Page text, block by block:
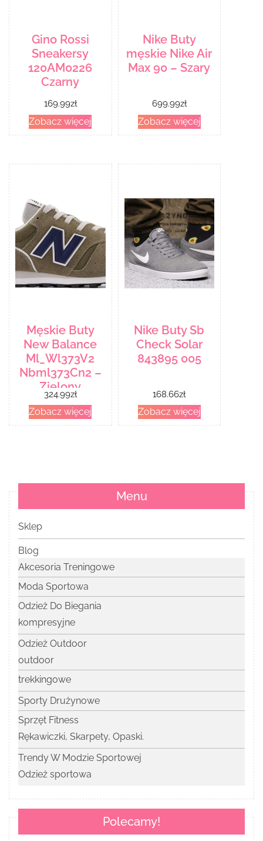
Gino Rossi
Sneakersy
120AM0226
Czarny
169.99zł
Zobacz więcej
Nike Buty
męskie Nike Air
Max 90 – Szary
699.99zł
Zobacz więcej
Męskie Buty
New Balance
Ml_Wl373V2
Nbml373Cn2 –
Zielony
324.99zł
Zobacz więcej
Nike Buty Sb
Check Solar
843895 005
168.66zł
Zobacz więcej
Menu
Sklep
Blog
Akcesoria Treningowe
Moda Sportowa
Odzież Do Biegania
kompresyjne
Odzież Outdoor
outdoor
trekkingowe
Sporty Drużynowe
Sprzęt Fitness
Rękawiczki, Skarpety, Opaski.
Trendy W Modzie Sportowej
Odzież sportowa
Polecamy!